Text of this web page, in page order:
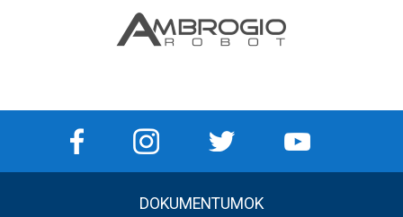
DOKUMENTUMOK